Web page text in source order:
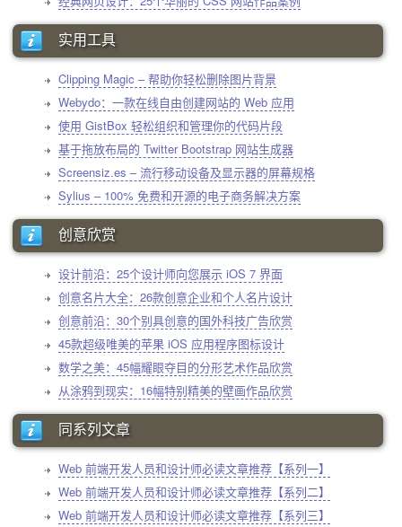
实用工具
Clipping Magic – 帮助你轻松删除图片背景
Webydo：一款在线自由创建网站的 Web 应用
使用 GistBox 轻松组织和管理你的代码片段
基于拖放布局的 Twitter Bootstrap 网站生成器
Screensiz.es – 流行移动设备及显示器的屏幕规格
Sylius – 100% 免费和开源的电子商务解决方案
创意欣赏
设计前沿：25个设计师向您展示 iOS 7 界面
创意名片大全：26款创意企业和个人名片设计
创意前沿：30个别具创意的国外科技广告欣赏
45款超级唯美的苹果 iOS 应用程序图标设计
数学之美：45幅耀眼夺目的分形艺术作品欣赏
从涂鸦到现实：16幅特别精美的壁画作品欣赏
同系列文章
Web 前端开发人员和设计师必读文章推荐【系列一】
Web 前端开发人员和设计师必读文章推荐【系列二】
Web 前端开发人员和设计师必读文章推荐【系列三】